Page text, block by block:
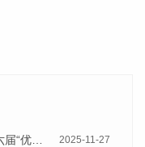
2025-11-27